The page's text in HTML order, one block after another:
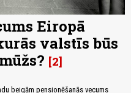
Eiropā
valstīs būs
2
beigām pensionēšanās vecums